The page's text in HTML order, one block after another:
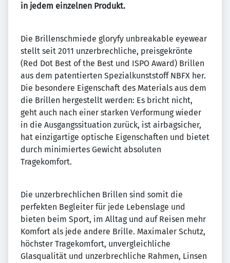
in jedem einzelnen Produkt.
Die Brillenschmiede gloryfy unbreakable eyewear
stellt seit 2011 unzerbrechliche, preisgekrönte
(Red Dot Best of the Best und ISPO Award) Brillen
aus dem patentierten Spezialkunststoff NBFX her.
Die besondere Eigenschaft des Materials aus dem
die Brillen hergestellt werden: Es bricht nicht,
geht auch nach einer starken Verformung wieder
in die Ausgangssituation zurück, ist airbagsicher,
hat einzigartige optische Eigenschaften und bietet
durch minimiertes Gewicht absoluten
Tragekomfort.
Die unzerbrechlichen Brillen sind somit die
perfekten Begleiter für jede Lebenslage und
bieten beim Sport, im Alltag und auf Reisen mehr
Komfort als jede andere Brille. Maximaler Schutz,
höchster Tragekomfort, unvergleichliche
Glasqualität und unzerbrechliche Rahmen, Linsen